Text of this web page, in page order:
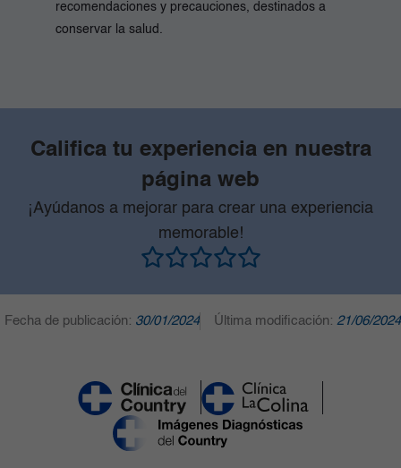
recomendaciones y precauciones, destinados a
conservar la salud.
Califica tu experiencia en nuestra
página web
¡Ayúdanos a mejorar para crear una experiencia
memorable!
Fecha de publicación: 30/01/2024 Última modificación: 21/06/2024